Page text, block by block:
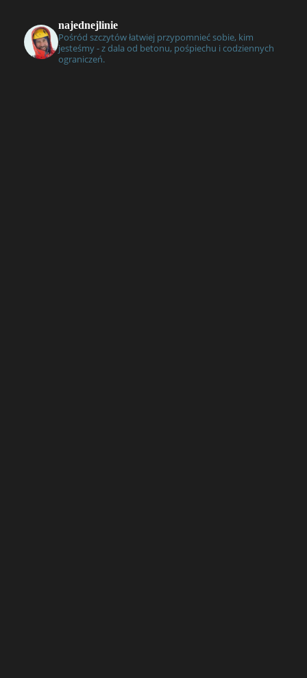
najednejlinie
Pośród szczytów łatwiej przypomnieć sobie, kim
jesteśmy - z dala od betonu, pośpiechu i codziennych
ograniczeń.